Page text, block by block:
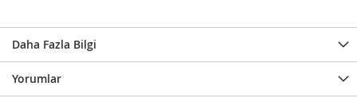
Daha Fazla Bilgi
Yorumlar